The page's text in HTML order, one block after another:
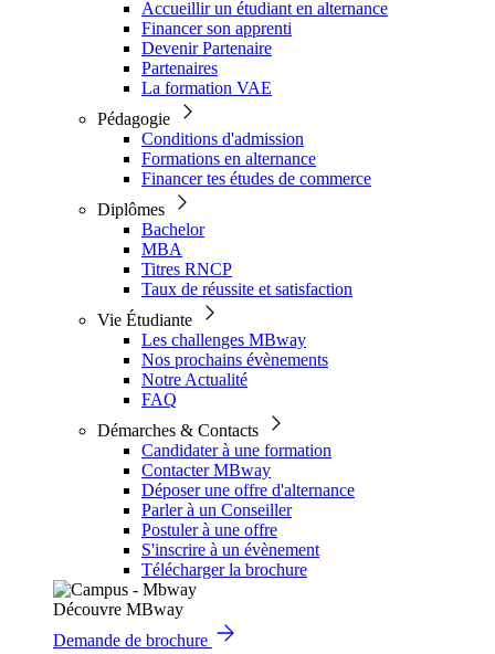
Accueillir un étudiant en alternance
Financer son apprenti
Devenir Partenaire
Partenaires
La formation VAE
Pédagogie
Conditions d'admission
Formations en alternance
Financer tes études de commerce
Diplômes
Bachelor
MBA
Titres RNCP
Taux de réussite et satisfaction
Vie Étudiante
Les challenges MBway
Nos prochains évènements
Notre Actualité
FAQ
Démarches & Contacts
Candidater à une formation
Contacter MBway
Déposer une offre d'alternance
Parler à un Conseiller
Postuler à une offre
S'inscrire à un évènement
Télécharger la brochure
Découvre MBway
Demande de brochure